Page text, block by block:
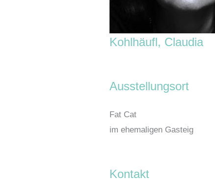
Kohlhäufl, Claudia
Ausstellungsort
Fat Cat
im ehemaligen Gasteig
Kontakt